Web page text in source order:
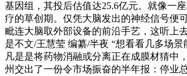
基因组，其投后估值达25.6亿元。就像一
疗的草创期。仅凭大脑发出的神经信号便
毗连大脑取外部设备的前沿手艺，这听上
是不文/王慧莹 编纂/半夜 “想看看几多场
凡是是将药物消融或分离正在成膜材猜中
州交出了一份令市场振奋的半年报：停业